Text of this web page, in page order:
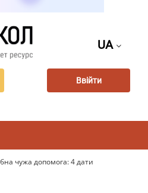
UA
Ввійти
чужа допомога: 4 дати